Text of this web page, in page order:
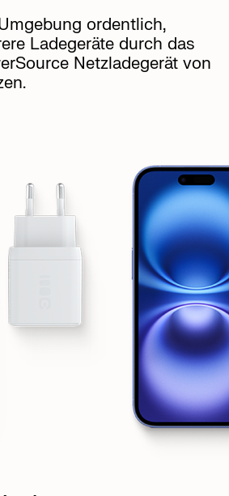
ordentlich,
Ladegeräte durch das
Netzladegerät von